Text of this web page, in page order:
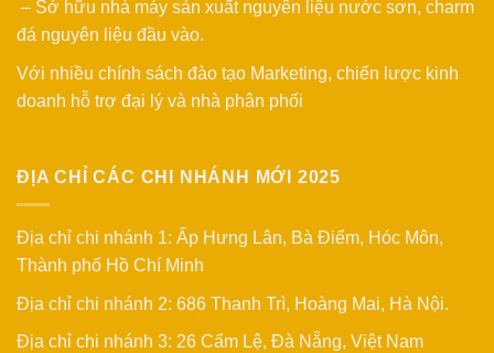
– Sở hữu nhà máy sản xuất nguyên liệu nước sơn, charm
đá nguyên liệu đầu vào.
Với nhiều chính sách đào tạo Marketing, chiến lược kinh
doanh hỗ trợ đại lý và nhà phân phối
ĐỊA CHỈ CÁC CHI NHÁNH MỚI 2025
Địa chỉ chi nhánh 1: Ấp Hưng Lân, Bà Điểm, Hóc Môn,
Thành phố Hồ Chí Minh
Địa chỉ chi nhánh 2: 686 Thanh Trì, Hoàng Mai, Hà Nội.
Địa chỉ chi nhánh 3: 26 Cẩm Lệ, Đà Nẵng, Việt Nam